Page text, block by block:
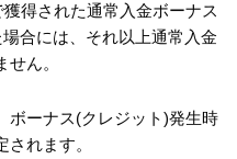
得された通常入金ボーナス
合には、それ以上通常入金
ん。
ボーナス(クレジット)発生時
れます。